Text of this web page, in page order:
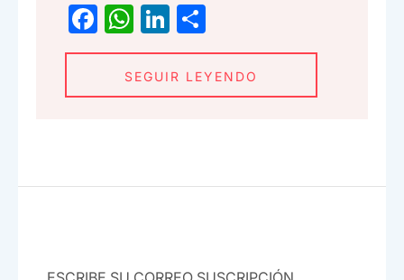
F
a
e
o
W
h
at
s
p
Li
n
ke
dI
o
m
p
SEGUIR LEYENDO